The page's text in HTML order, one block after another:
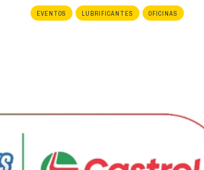
EVENTOS LUBRIFICANTES OFICINAS